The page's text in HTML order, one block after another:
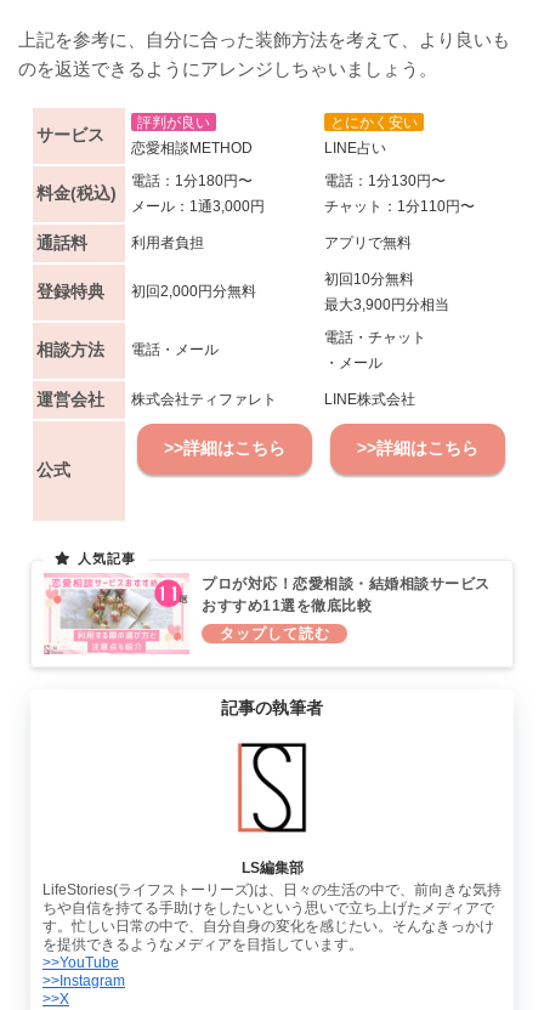
上記を参考に、自分に合った装飾方法を考えて、より良いも
のを返送できるようにアレンジしちゃいましょう。
サービス
評判が良い
恋愛相談METHOD
とにかく安い
LINE占い
料金(税込)
電話：1分180円〜
メール：1通3,000円
電話：1分130円〜
チャット：1分110円〜
通話料 利用者負担 アプリで無料
登録特典 初回2,000円分無料
初回10分無料
最大3,900円分相当
相談方法 電話・メール
電話・チャット
・メール
運営会社 株式会社ティファレト LINE株式会社
公式
>>詳細はこちら >>詳細はこちら
プロが対応！恋愛相談・結婚相談サービス
おすすめ11選を徹底比較
記事の執筆者
LS編集部
LifeStories(ライフストーリーズ)は、日々の生活の中で、前向きな気持
ちや自信を持てる手助けをしたいという思いで立ち上げたメディアで
す。忙しい日常の中で、自分自身の変化を感じたい。そんなきっかけ
を提供できるようなメディアを目指しています。
>>YouTube
>>Instagram
>>X